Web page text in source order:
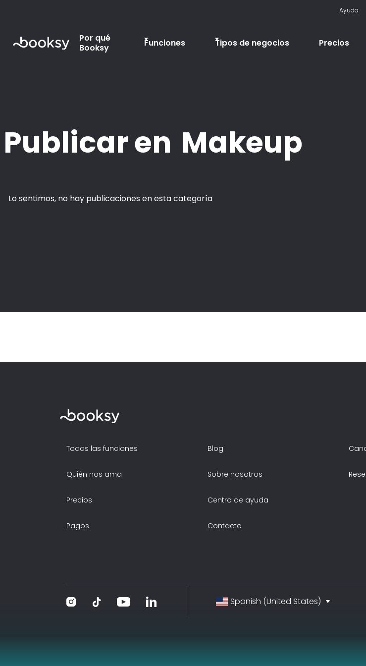
Ayuda
Por qué
Booksy
Funciones Tipos de negocios Precios
Publicar en Makeup
Lo sentimos, no hay publicaciones en esta categoría
Todas las funciones
Quién nos ama
Precios
Pagos
Blog
Sobre nosotros
Centro de ayuda
Contacto
Spanish (United States)